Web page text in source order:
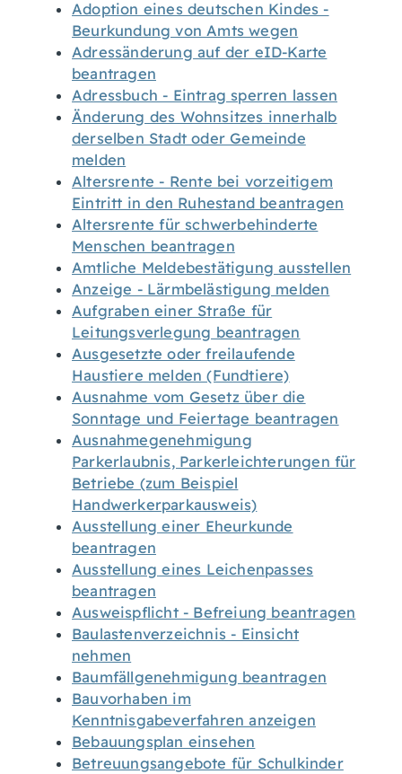
Adoption eines deutschen Kindes -
Beurkundung von Amts wegen
Adressänderung auf der eID-Karte
beantragen
Adressbuch - Eintrag sperren lassen
Änderung des Wohnsitzes innerhalb
derselben Stadt oder Gemeinde
melden
Altersrente - Rente bei vorzeitigem
Eintritt in den Ruhestand beantragen
Altersrente für schwerbehinderte
Menschen beantragen
Amtliche Meldebestätigung ausstellen
Anzeige - Lärmbelästigung melden
Aufgraben einer Straße für
Leitungsverlegung beantragen
Ausgesetzte oder freilaufende
Haustiere melden (Fundtiere)
Ausnahme vom Gesetz über die
Sonntage und Feiertage beantragen
Ausnahmegenehmigung
Parkerlaubnis, Parkerleichterungen für
Betriebe (zum Beispiel
Handwerkerparkausweis)
Ausstellung einer Eheurkunde
beantragen
Ausstellung eines Leichenpasses
beantragen
Ausweispflicht - Befreiung beantragen
Baulastenverzeichnis - Einsicht
nehmen
Baumfällgenehmigung beantragen
Bauvorhaben im
Kenntnisgabeverfahren anzeigen
Bebauungsplan einsehen
Betreuungsangebote für Schulkinder